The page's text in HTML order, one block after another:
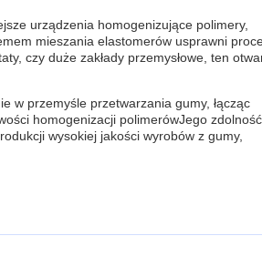
urządzenia homogenizujące polimery,
mieszania elastomerów usprawni
czy duże zakłady przemysłowe, ten
w przemyśle przetwarzania gumy, łącząc
homogenizacji polimerówJego zdolność
wysokiej jakości wyrobów z gumy,